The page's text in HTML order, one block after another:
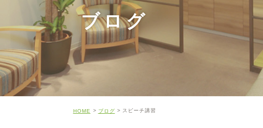
ブログ
HOME ブログ スピーチ講習